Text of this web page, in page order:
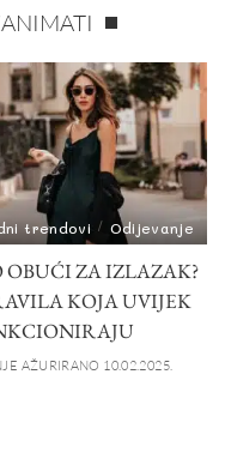
trendovi Odijevanje
OBUĆI ZA IZLAZAK?
KOJA UVIJEK
AŽURIRANO 10.02.2025.